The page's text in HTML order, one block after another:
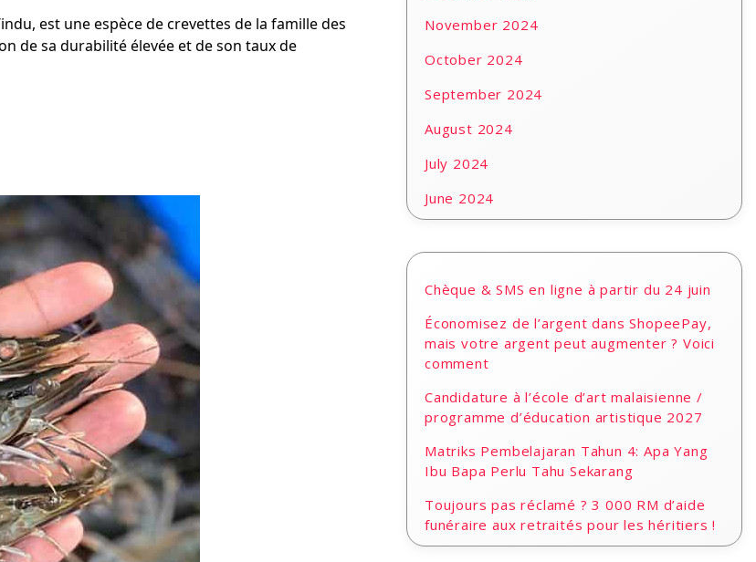
est une espèce de crevettes de la famille des
de sa durabilité élevée et de son taux de
November 2024
October 2024
September 2024
August 2024
July 2024
June 2024
Chèque & SMS en ligne à partir du 24 juin
Économisez de l’argent dans ShopeePay,
mais votre argent peut augmenter ? Voici
comment
Candidature à l’école d’art malaisienne /
programme d’éducation artistique 2027
Matriks Pembelajaran Tahun 4: Apa Yang
Ibu Bapa Perlu Tahu Sekarang
Toujours pas réclamé ? 3 000 RM d’aide
funéraire aux retraités pour les héritiers !